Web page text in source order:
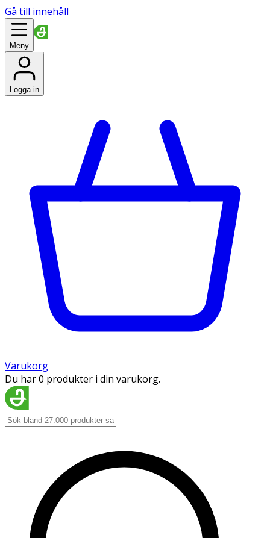
Gå till innehåll
Meny
Logga in
Varukorg
Du har 0 produkter i din varukorg.